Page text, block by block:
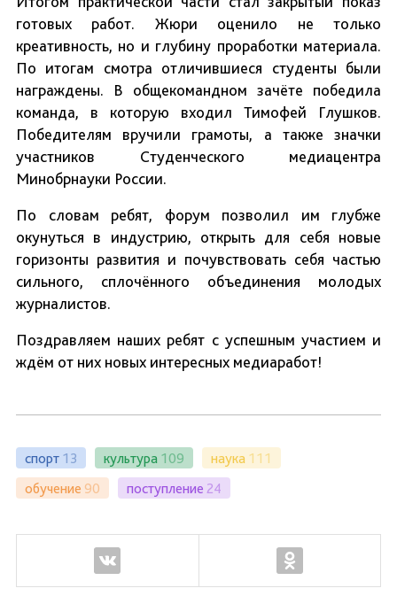
готовых работ. Жюри оценило не только
креативность, но и глубину проработки материала.
По итогам смотра отличившиеся студенты были
награждены. В общекомандном зачёте победила
команда, в которую входил Тимофей Глушков.
Победителям вручили грамоты, а также значки
участников Студенческого медиацентра
Минобрнауки России.
По словам ребят, форум позволил им глубже
окунуться в индустрию, открыть для себя новые
горизонты развития и почувствовать себя частью
сильного, сплочённого объединения молодых
журналистов.
Поздравляем наших ребят с успешным участием и
ждём от них новых интересных медиаработ!
спорт 13 культура 109 наука 111
обучение 90 поступление 24